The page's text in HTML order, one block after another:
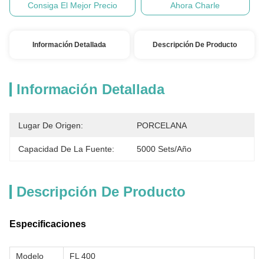
Consiga El Mejor Precio Ahora Charle
Información Detallada Descripción De Producto
Información Detallada
Lugar De Origen: PORCELANA
Capacidad De La Fuente: 5000 Sets/año
Descripción De Producto
Especificaciones
Modelo
FL 400